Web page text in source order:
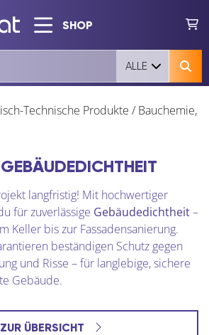
SHOP
ALLE
Technische Produkte / Bauchemie,
langfristig! Mit hochwertiger
für zuverlässige Gebäudedichtheit–
Keller bis zur Fassadensanierung.
beständigen Schutz gegen
und Risse – für langlebige, sichere
Gebäude.
ZUR ÜBERSICHT